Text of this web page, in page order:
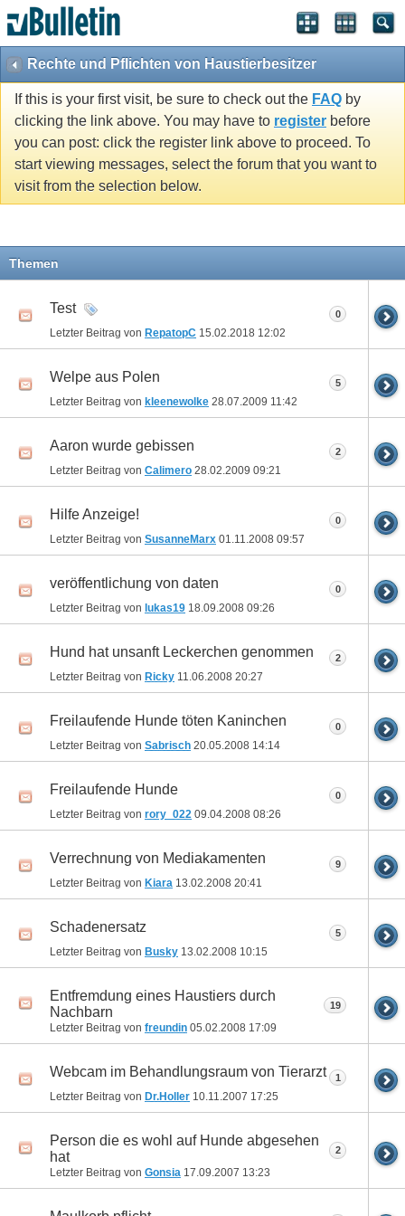
Rechte und Pflichten von Haustierbesitzer
If this is your first visit, be sure to check out the FAQ by
clicking the link above. You may have to register before
you can post: click the register link above to proceed. To
start viewing messages, select the forum that you want to
visit from the selection below.
Themen
Test
Letzter Beitrag von RepatopC 15.02.2018 12:02
0
Welpe aus Polen
Letzter Beitrag von kleenewolke 28.07.2009 11:42
5
Aaron wurde gebissen
Letzter Beitrag von Calimero 28.02.2009 09:21
2
Hilfe Anzeige!
Letzter Beitrag von SusanneMarx 01.11.2008 09:57
0
veröffentlichung von daten
Letzter Beitrag von lukas19 18.09.2008 09:26
0
Hund hat unsanft Leckerchen genommen
Letzter Beitrag von Ricky 11.06.2008 20:27
2
Freilaufende Hunde töten Kaninchen
Letzter Beitrag von Sabrisch 20.05.2008 14:14
0
Freilaufende Hunde
Letzter Beitrag von rory_022 09.04.2008 08:26
0
Verrechnung von Mediakamenten
Letzter Beitrag von Kiara 13.02.2008 20:41
9
Schadenersatz
Letzter Beitrag von Busky 13.02.2008 10:15
5
Entfremdung eines Haustiers durch
Nachbarn
Letzter Beitrag von freundin 05.02.2008 17:09
19
Webcam im Behandlungsraum von Tierarzt
Letzter Beitrag von Dr.Holler 10.11.2007 17:25
1
Person die es wohl auf Hunde abgesehen
hat
Letzter Beitrag von Gonsia 17.09.2007 13:23
2